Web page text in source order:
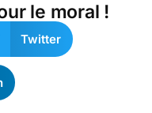
le moral !
Twitter